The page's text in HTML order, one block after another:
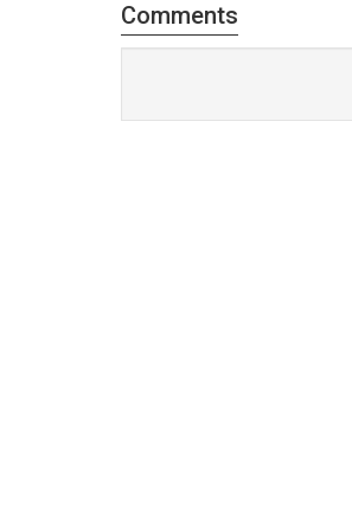
Comments